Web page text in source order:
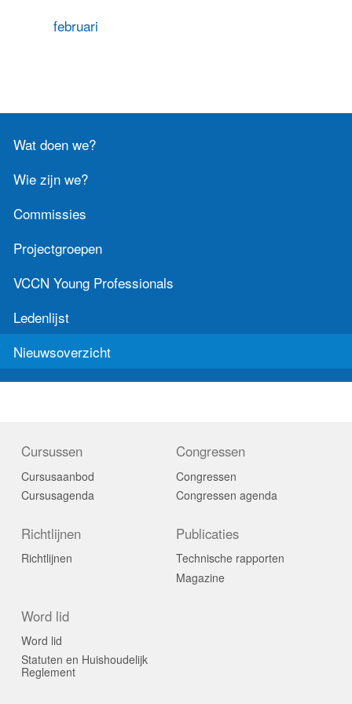
februari
Wat doen we?
Wie zijn we?
Commissies
Projectgroepen
VCCN Young Professionals
Ledenlijst
Nieuwsoverzicht
Cursussen
Cursusaanbod
Cursusagenda
Congressen
Congressen
Congressen agenda
Richtlijnen
Richtlijnen
Publicaties
Technische rapporten
Magazine
Word lid
Word lid
Statuten en Huishoudelijk
Reglement